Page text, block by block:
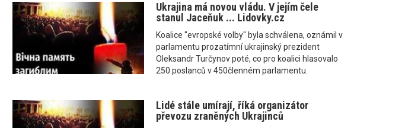
Ukrajina má novou vládu. V jejím čele
stanul Jaceňuk ... Lidovky.cz
Koalice "evropské volby" byla schválena, oznámil v
parlamentu prozatímní ukrajinský prezident
Oleksandr Turčynov poté, co pro koalici hlasovalo
250 poslanců v 450členném parlamentu.
Lidé stále umírají, říká organizátor
převozu zraněných Ukrajinců